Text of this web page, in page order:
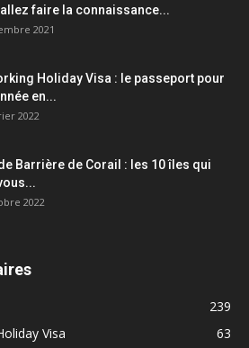
faire la connaissance...
2021
Holiday Visa : le passeport pour
en...
2022
Barrière de Corail : les 10 îles qui
2022
239
Visa
63